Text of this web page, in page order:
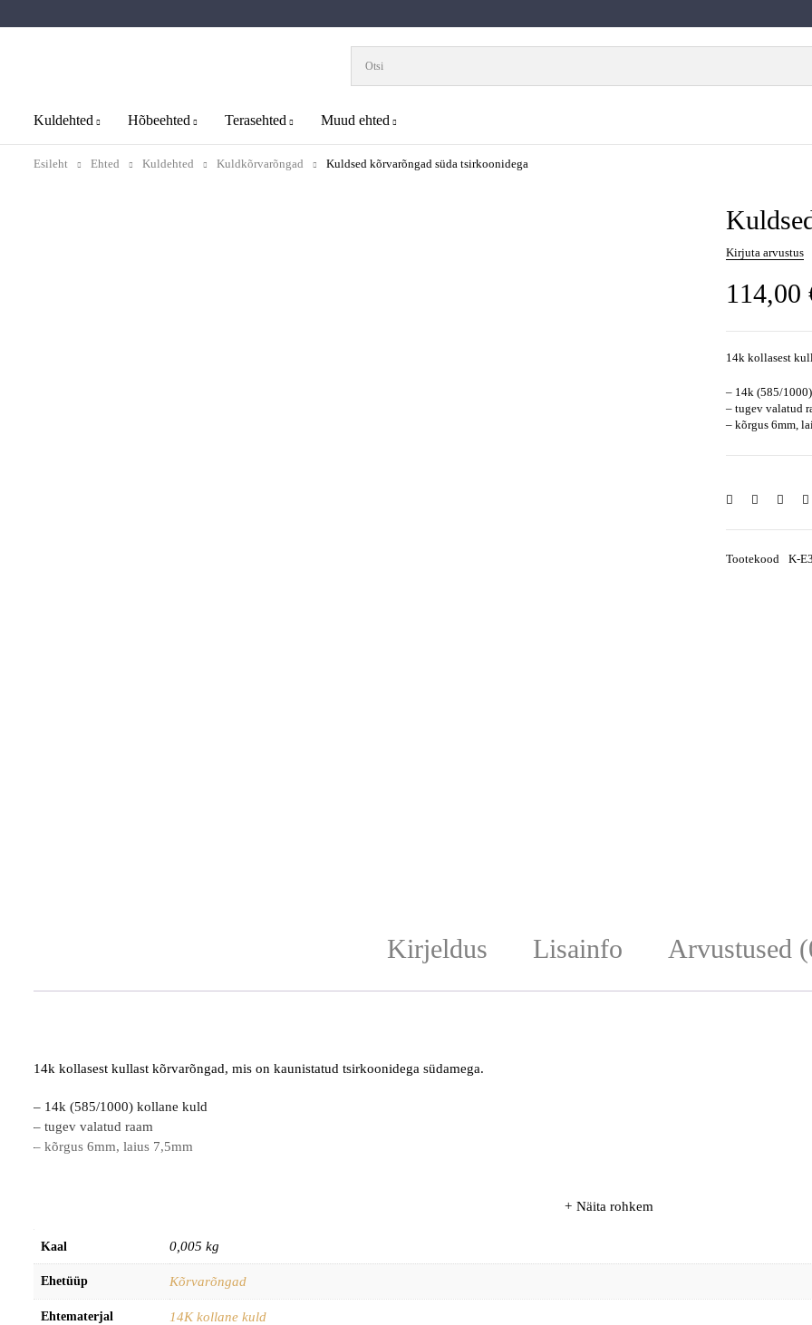
Kuldehted Hõbeehted Terasehted Muud ehted
Esileht Ehted Kuldehted Kuldkõrvarõngad Kuldsed kõrvarõngad süda tsirkoonidega
Kirjuta arvustus
114,00
14k kollasest
– 14k (585/
– tugev valatud
– kõrgus 6mm,
Tootekood K-
Kirjeldus Lisainfo Arvustused
14k kollasest kullast kõrvarõngad, mis on kaunistatud tsirkoonidega südamega.
– 14k (585/1000) kollane kuld
– tugev valatud raam
– kõrgus 6mm, laius 7,5mm
Näita rohkem
Kaal 0,005 kg
Ehetüüp Kõrvarõngad
Ehtematerjal 14K kollane kuld